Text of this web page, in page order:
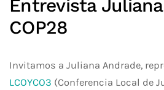
Entrevista
COP28
Invitamos a Juliana Andrade,
LCOYCO3 (Conferencia Local de